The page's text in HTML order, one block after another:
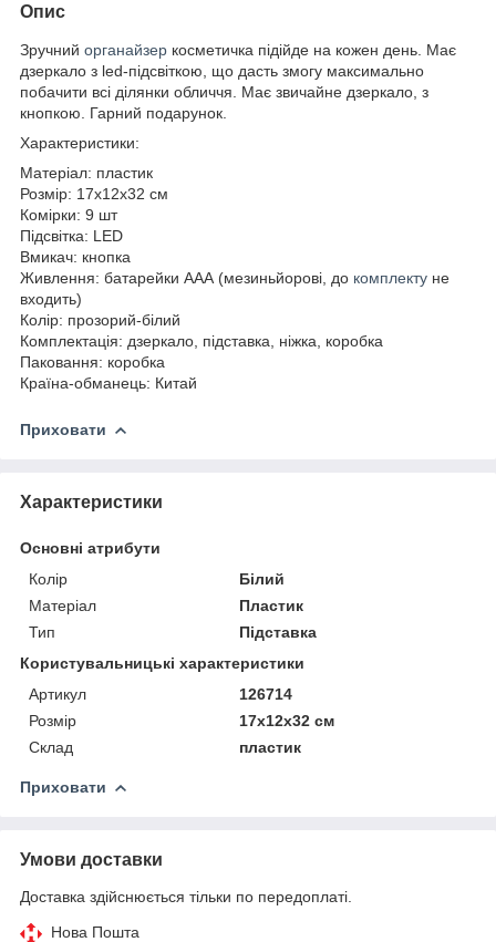
Опис
Зручний органайзер косметичка підійде на кожен день. Має
дзеркало з led-підсвіткою, що дасть змогу максимально
побачити всі ділянки обличчя. Має звичайне дзеркало, з
кнопкою. Гарний подарунок.
Характеристики:
Матеріал: пластик
Розмір: 17х12х32 см
Комірки: 9 шт
Підсвітка: LED
Вмикач: кнопка
Живлення: батарейки ААА (мезиньйорові, до комплекту не
входить)
Колір: прозорий-білий
Комплектація: дзеркало, підставка, ніжка, коробка
Паковання: коробка
Країна-обманець: Китай
Приховати
Характеристики
Основні атрибути
Колір
Білий
Матеріал
Пластик
Тип
Підставка
Користувальницькі характеристики
Артикул
126714
Розмір
17х12х32 см
Склад
пластик
Приховати
Умови доставки
Доставка здійснюється тільки по передоплаті.
Нова Пошта